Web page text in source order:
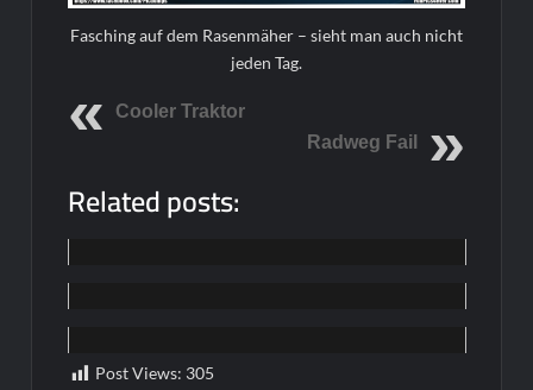
Fasching auf dem Rasenmäher – sieht man auch nicht
jeden Tag.
Cooler Traktor
Radweg Fail
Related posts:
Post Views: 305